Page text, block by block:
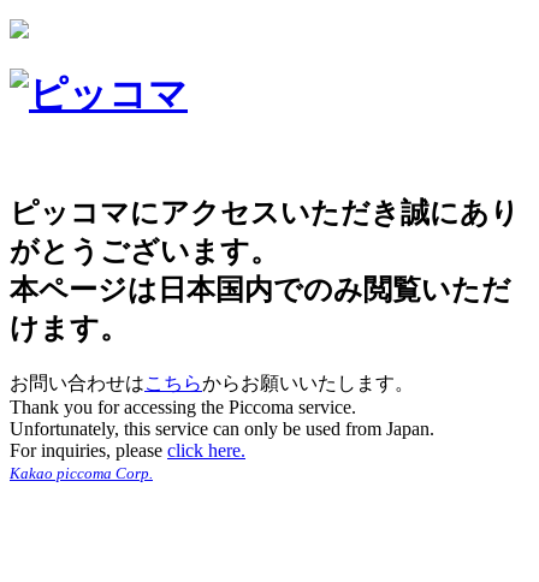
ピッコマにアクセスいただき誠にあり
がとうございます。
本ページは日本国内でのみ閲覧いただ
けます。
お問い合わせはこちらからお願いいたします。
Thank you for accessing the Piccoma service.
Unfortunately, this service can only be used from Japan.
For inquiries, please click here.
Kakao piccoma Corp.